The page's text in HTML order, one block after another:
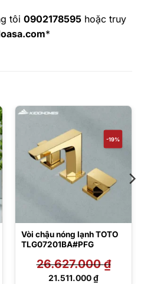
tôi 0902178595 hoặc truy
*
-19%
Vòi chậu nóng lạnh TOTO
TLG07201BA#PFG
26.627.000₫
Giá
21.511.000₫